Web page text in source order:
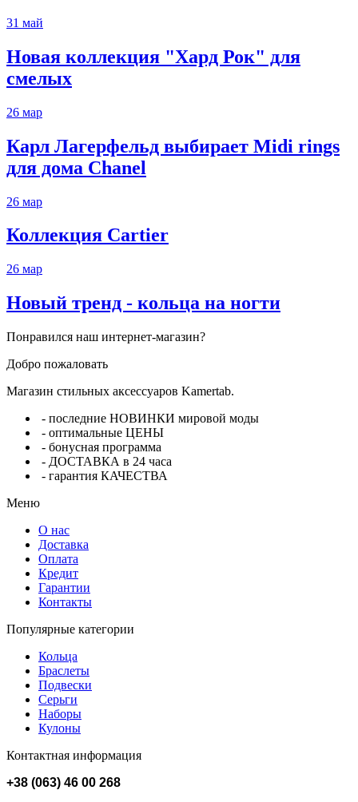
31 май
Новая коллекция "Хард Рок" для
смелых
26 мар
Карл Лагерфельд выбирает Midi rings
для дома Chanel
26 мар
Коллекция Cartier
26 мар
Новый тренд - кольца на ногти
Понравился наш интернет-магазин?
Добро пожаловать
Магазин стильных аксессуаров Kamertab.
- последние НОВИНКИ мировой моды
- оптимальные ЦЕНЫ
- бонусная программа
- ДОСТАВКА в 24 часа
- гарантия КАЧЕСТВА
Меню
О нас
Доставка
Оплата
Кредит
Гарантии
Контакты
Популярные категории
Кольца
Браслеты
Подвески
Серьги
Наборы
Кулоны
Контактная информация
+38 (063) 46 00 268